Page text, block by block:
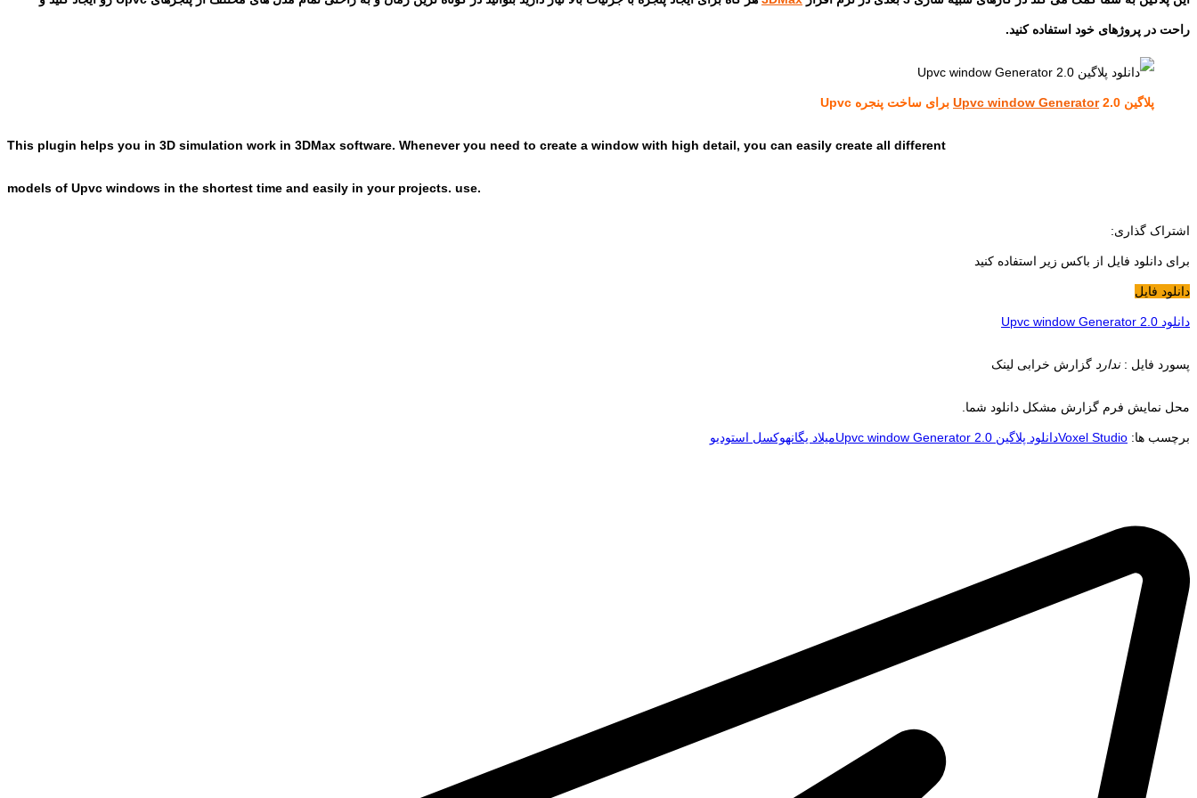
راحت در پروژهای خود استفاده کنید.
پلاگین Upvc window Generator2.0 برای ساخت پنجره Upvc
This plugin helps you in 3D simulation work in 3DMax software. Whenever you need to create a window with high detail, you can easily create all different
models of Upvc windows in the shortest time and easily in your projects. use.
اشتراک گذاری:
برای دانلود فایل از باکس زیر استفاده کنید
دانلود فایل
دانلود Upvc window Generator 2.0
پسورد فایل :ندارد گزارش خرابی لینک
محل نمایش فرم گزارش مشکل دانلود شما.
برچسب ها: Voxel Studioدانلود پلاگین Upvc window Generator 2.0 میلاد یگانهوکسل استودیو